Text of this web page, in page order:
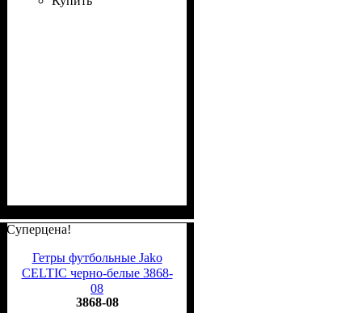
Суперцена!
Гетры футбольные Jako
CELTIC черно-белые 3868-
08
3868-08